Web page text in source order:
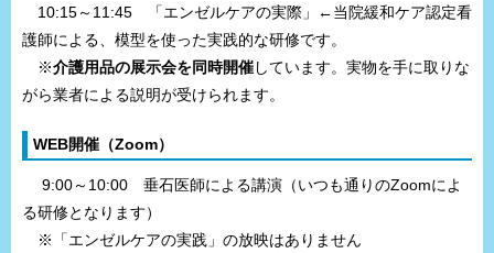
10:15～11:45 「エンゼルケアの実際」←当院緩和ケア認定看
護師による、模型を使った実践的な研修です。
※介護用品の展示会を同時開催しています。実物を手に取りな
がら業者による説明が受けられます。
WEB開催（Zoom）
9:00～10:00 垂石医師による講演（いつも通りのZoomによ
る研修となります）
※「エンゼルケアの実践」の放映はありません